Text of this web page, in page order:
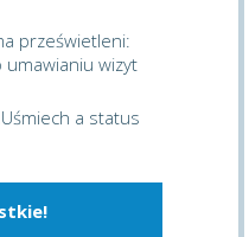
prześwietleni:
umawianiu wizyt
a status